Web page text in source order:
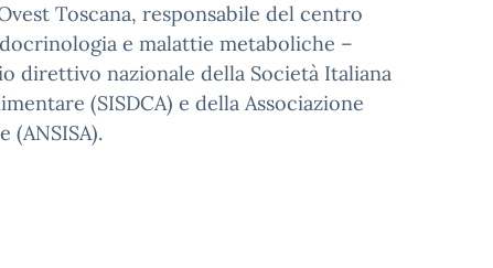
Toscana, responsabile del centro
e malattie metaboliche –
direttivo nazionale della Società Italiana
(SISDCA) e della Associazione
(ANSISA).